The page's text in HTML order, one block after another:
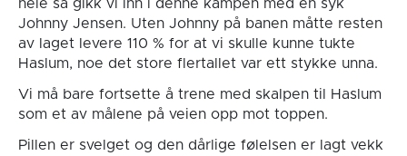
hele så gikk vi inn i denne kampen med en syk
Johnny Jensen. Uten Johnny på banen måtte resten
av laget levere 110 % for at vi skulle kunne tukte
Haslum, noe det store flertallet var ett stykke unna.
Vi må bare fortsette å trene med skalpen til Haslum
som et av målene på veien opp mot toppen.
Pillen er svelget og den dårlige følelsen er lagt vekk